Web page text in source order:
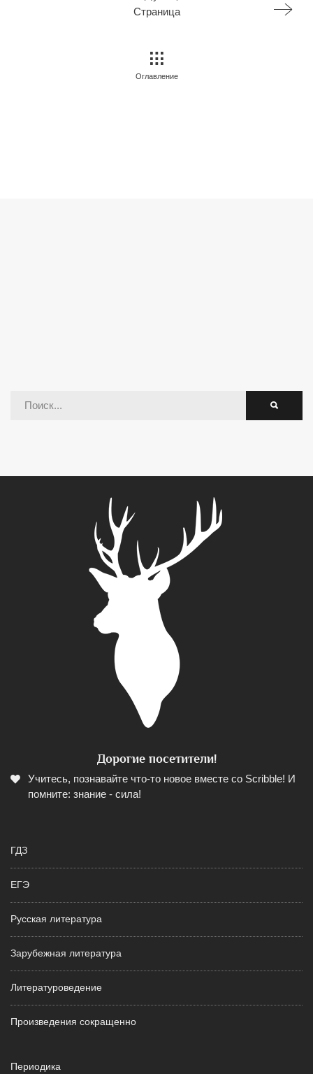
Страница
Оглавление
Дорогие посетители!
Учитесь, познавайте что-то новое вместе со Scribble! И
помните: знание - сила!
ГДЗ
ЕГЭ
Русская литература
Зарубежная литература
Литературоведение
Произведения сокращенно
Периодика